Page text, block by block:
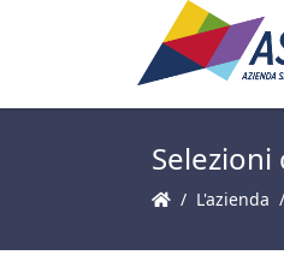
Selezioni
L'azienda